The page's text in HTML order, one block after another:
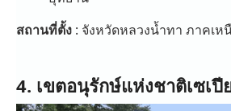
สถานที่ตั้ง : จังหวัดหลวงน้ำทา ภาคเห
4. เขตอนุรักษ์แห่งชาติเซเปี